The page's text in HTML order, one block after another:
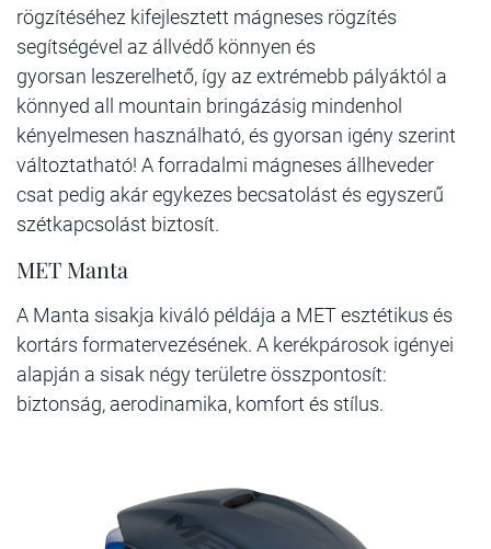
rögzítéséhez kifejlesztett mágneses rögzítés
segítségével az állvédő könnyen és
gyorsan leszerelhető, így az extrémebb pályáktól a
könnyed all mountain bringázásig mindenhol
kényelmesen használható, és gyorsan igény szerint
változtatható! A forradalmi mágneses állheveder
csat pedig akár egykezes becsatolást és egyszerű
szétkapcsolást biztosít.
MET Manta
A Manta sisakja kiváló példája a MET esztétikus és
kortárs formatervezésének. A kerékpárosok igényei
alapján a sisak négy területre összpontosít:
biztonság, aerodinamika, komfort és stílus.